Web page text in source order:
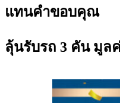
แทนคำขอบคุณ
ลุ้นรับรถ 3 คัน มูล